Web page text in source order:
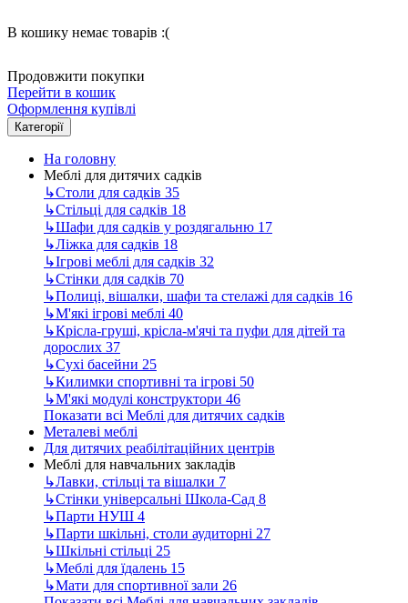
В кошику немає товарів :(
Продовжити покупки
Перейти в кошик
Оформлення купівлі
Категорії
На головну
Меблі для дитячих садків
↳Столи для садків 35
↳Стільці для садків 18
↳Шафи для садків у роздягальню 17
↳Ліжка для садків 18
↳Ігрові меблі для садків 32
↳Стінки для садків 70
↳Полиці, вішалки, шафи та стелажі для садків 16
↳М'які ігрові меблі 40
↳Крісла-груші, крісла-м'ячі та пуфи для дітей та
дорослих 37
↳Сухі басейни 25
↳Килимки спортивні та ігрові 50
↳М'які модулі конструктори 46
Показати всі Меблі для дитячих садків
Металеві меблі
Для дитячих реабілітаційних центрів
Меблі для навчальних закладів
↳Лавки, стільці та вішалки 7
↳Стінки універсальні Школа-Сад 8
↳Парти НУШ 4
↳Парти шкільні, столи аудиторні 27
↳Шкільні стільці 25
↳Меблі для їдалень 15
↳Мати для спортивної зали 26